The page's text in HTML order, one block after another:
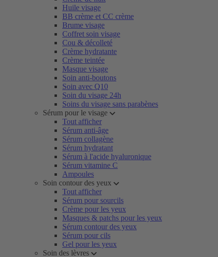
Huile visage
BB crème et CC crème
Brume visage
Coffret soin visage
Cou & décolleté
Crème hydratante
Crème teintée
Masque visage
Soin anti-boutons
Soin avec Q10
Soin du visage 24h
Soins du visage sans parabènes
Sérum pour le visage
Tout afficher
Sérum anti-âge
Sérum collagène
Sérum hydratant
Sérum à l'acide hyaluronique
Sérum vitamine C
Ampoules
Soin contour des yeux
Tout afficher
Sérum pour sourcils
Crème pour les yeux
Masques & patchs pour les yeux
Sérum contour des yeux
Sérum pour cils
Gel pour les yeux
Soin des lèvres